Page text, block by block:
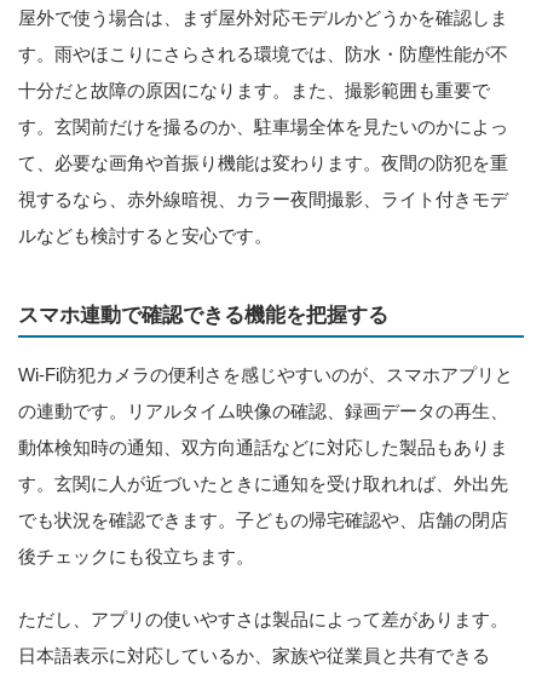
屋外で使う場合は、まず屋外対応モデルかどうかを確認しま
す。雨やほこりにさらされる環境では、防水・防塵性能が不
十分だと故障の原因になります。また、撮影範囲も重要で
す。玄関前だけを撮るのか、駐車場全体を見たいのかによっ
て、必要な画角や首振り機能は変わります。夜間の防犯を重
視するなら、赤外線暗視、カラー夜間撮影、ライト付きモデ
ルなども検討すると安心です。
スマホ連動で確認できる機能を把握する
Wi-Fi防犯カメラの便利さを感じやすいのが、スマホアプリと
の連動です。リアルタイム映像の確認、録画データの再生、
動体検知時の通知、双方向通話などに対応した製品もありま
す。玄関に人が近づいたときに通知を受け取れれば、外出先
でも状況を確認できます。子どもの帰宅確認や、店舗の閉店
後チェックにも役立ちます。
ただし、アプリの使いやすさは製品によって差があります。
日本語表示に対応しているか、家族や従業員と共有できる